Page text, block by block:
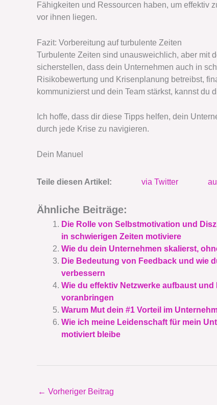
Fähigkeiten und Ressourcen haben, um effektiv
vor ihnen liegen.
Fazit: Vorbereitung auf turbulente Zeiten
Turbulente Zeiten sind unausweichlich, aber mit
sicherstellen, dass dein Unternehmen auch in
Risikobewertung und Krisenplanung betreibst,
kommunizierst und dein Team stärkst, kannst du
Ich hoffe, dass dir diese Tipps helfen, dein
durch jede Krise zu navigieren.
Dein Manuel
Teile diesen Artikel: via Twitter
Ähnliche Beiträge:
Die Rolle von Selbstmotivation und
in schwierigen Zeiten motiviere
Wie du dein Unternehmen skalierst,
Die Bedeutung von Feedback und wie
verbessern
Wie du effektiv Netzwerke aufbaust
voranbringen
Warum Mut dein #1 Vorteil im
Wie ich meine Leidenschaft für mein
motiviert bleibe
← Vorheriger Beitrag